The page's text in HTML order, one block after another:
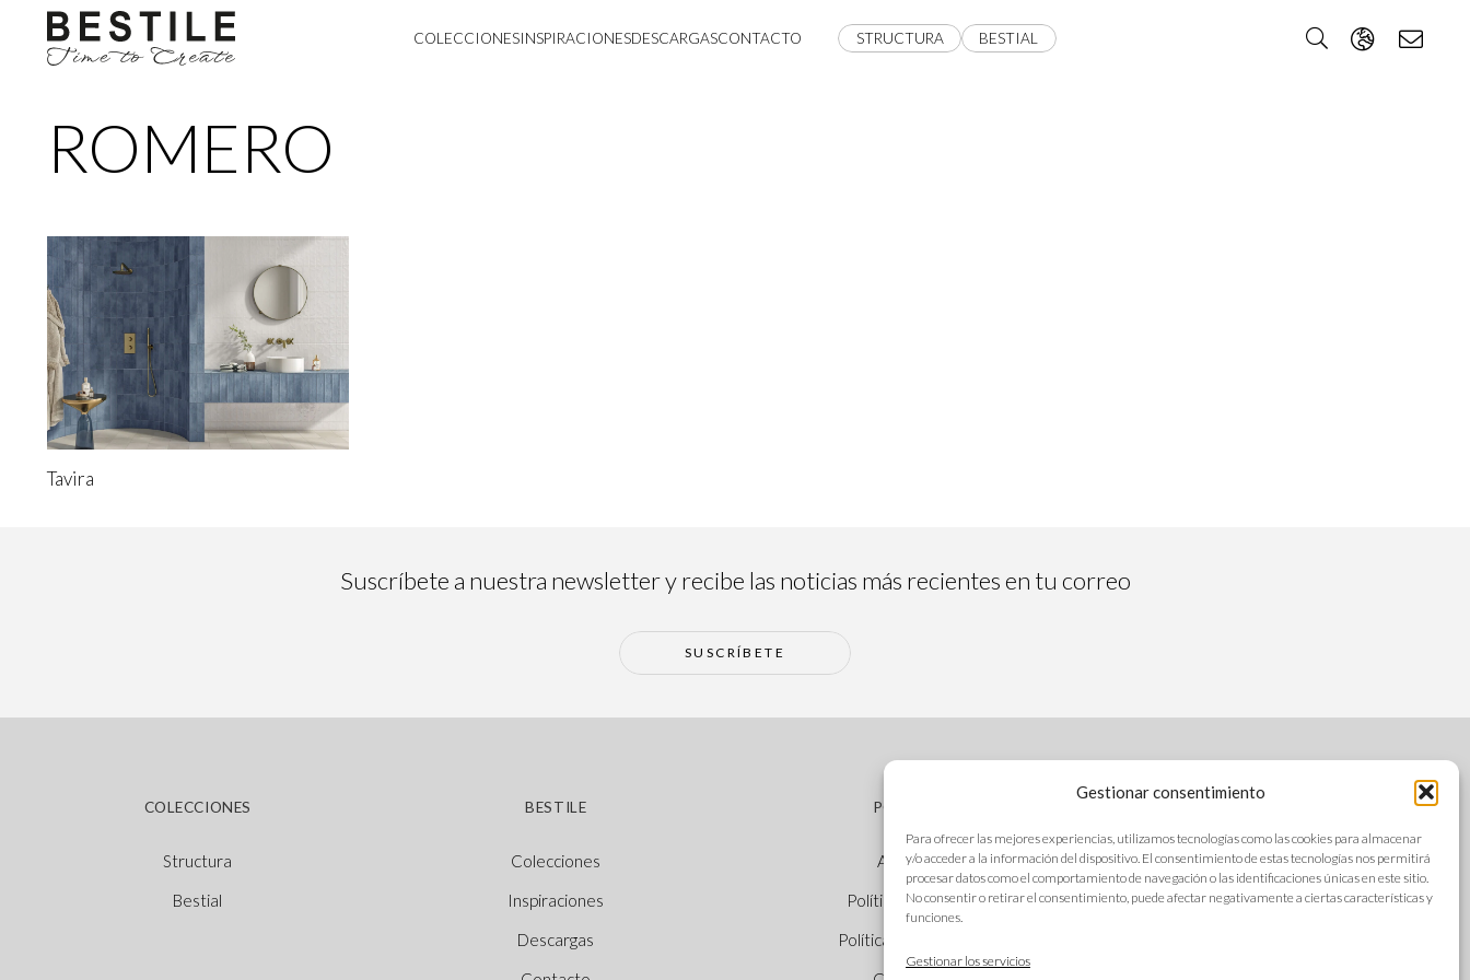
Gestionar consentimiento
Para ofrecer las mejores experiencias, utilizamos tecnologías como las cookies para almacenar
y/o acceder a la información del dispositivo. El consentimiento de estas tecnologías nos permitirá
procesar datos como el comportamiento de navegación o las identificaciones únicas en este sitio.
No consentir o retirar el consentimiento, puede afectar negativamente a ciertas características y
funciones.
Gestionar los servicios
COLECCIONESINSPIRACIONESDESCARGASCONTACTO STRUCTURA BESTIAL
ROMERO
Tavira
Suscríbete a nuestra newsletter y recibe las noticias más recientes en tu correo
SUSCRÍBETE
COLECCIONES
Structura
Bestial
BESTILE
Colecciones
Inspiraciones
Descargas
POLÍTICAS
Aviso legal
Política de cookies
Política de privacidad